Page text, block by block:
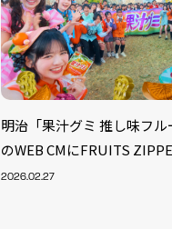
明治「果汁グミ 推し味フル
のWEB CMにFRUITS
2026.02.27